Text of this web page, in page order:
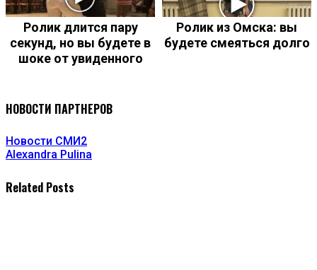
Ролик длится пару
секунд, но вы будете в
шоке от увиденного
Ролик из Омска: вы
будете смеяться долго
НОВОСТИ ПАРТНЕРОВ
Новости СМИ2
Alexandra Pulina
Related Posts